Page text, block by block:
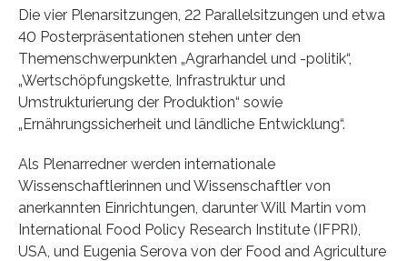
Die vier Plenarsitzungen, 22 Parallelsitzungen und etwa
40 Posterpräsentationen stehen unter den
Themenschwerpunkten „Agrarhandel und -politik“,
„Wertschöpfungskette, Infrastruktur und
Umstrukturierung der Produktion“ sowie
„Ernährungssicherheit und ländliche Entwicklung“.
Als Plenarredner werden internationale
Wissenschaftlerinnen und Wissenschaftler von
anerkannten Einrichtungen, darunter Will Martin vom
International Food Policy Research Institute (IFPRI),
USA, und Eugenia Serova von der Food and Agriculture